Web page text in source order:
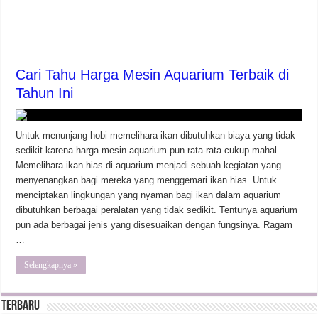
Cari Tahu Harga Mesin Aquarium Terbaik di
Tahun Ini
Untuk menunjang hobi memelihara ikan dibutuhkan biaya yang tidak
sedikit karena harga mesin aquarium pun rata-rata cukup mahal.
Memelihara ikan hias di aquarium menjadi sebuah kegiatan yang
menyenangkan bagi mereka yang menggemari ikan hias. Untuk
menciptakan lingkungan yang nyaman bagi ikan dalam aquarium
dibutuhkan berbagai peralatan yang tidak sedikit. Tentunya aquarium
pun ada berbagai jenis yang disesuaikan dengan fungsinya. Ragam
…
Selengkapnya »
Terbaru